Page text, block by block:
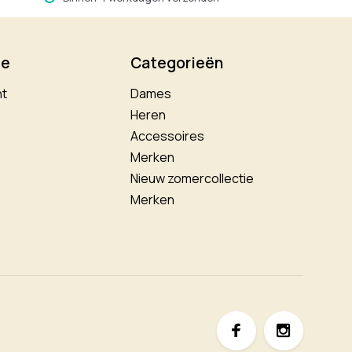
Categorieën
Dames
Heren
Accessoires
Merken
Nieuw zomercollectie
Merken